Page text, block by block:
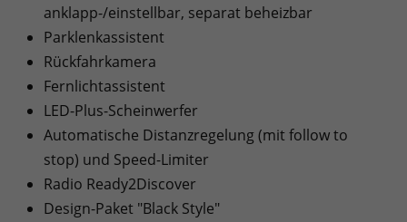
anklapp-/einstellbar, separat beheizbar
Parklenkassistent
Rückfahrkamera
Fernlichtassistent
LED-Plus-Scheinwerfer
Automatische Distanzregelung (mit follow to
stop) und Speed-Limiter
Radio Ready2Discover
Design-Paket "Black Style"